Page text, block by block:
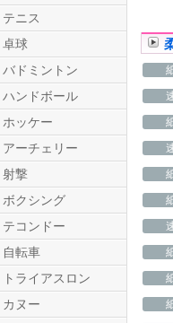
テニス
卓球
バドミントン
ハンドボール
ホッケー
アーチェリー
射撃
ボクシング
テコンドー
自転車
トライアスロン
カヌー